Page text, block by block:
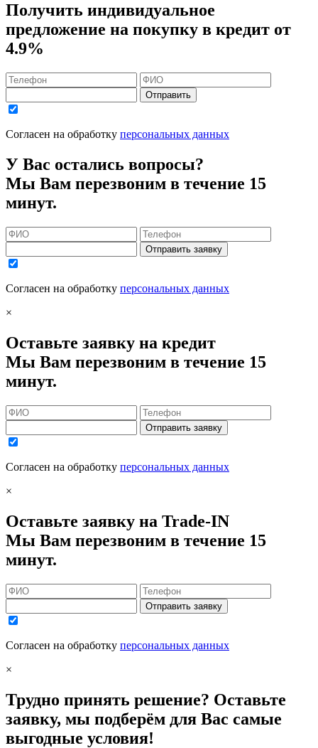
Получить индивидуальное
предложение на покупку в кредит от
4.9%
Отправить
Согласен на обработку персональных данных
У Вас остались вопросы?
Мы Вам перезвоним в течение 15
минут.
Отправить заявку
Согласен на обработку персональных данных
×
Оставьте заявку на кредит
Мы Вам перезвоним в течение 15
минут.
Отправить заявку
Согласен на обработку персональных данных
×
Оставьте заявку на Trade-IN
Мы Вам перезвоним в течение 15
минут.
Отправить заявку
Согласен на обработку персональных данных
×
Трудно принять решение? Оставьте
заявку, мы подберём для Вас самые
выгодные условия!